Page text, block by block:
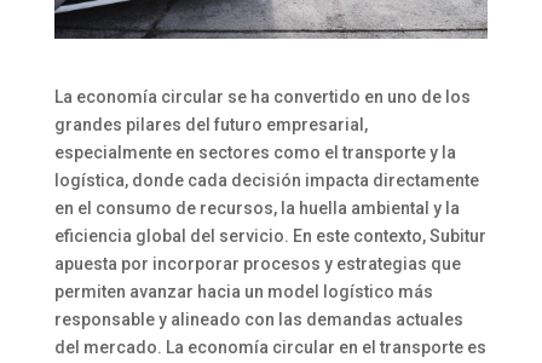
La economía circular se ha convertido en uno de los
grandes pilares del futuro empresarial,
especialmente en sectores como el transporte y la
logística, donde cada decisión impacta directamente
en el consumo de recursos, la huella ambiental y la
eficiencia global del servicio. En este contexto, Subitur
apuesta por incorporar procesos y estrategias que
permiten avanzar hacia un model logístico más
responsable y alineado con las demandas actuales
del mercado. La economía circular en el transporte es